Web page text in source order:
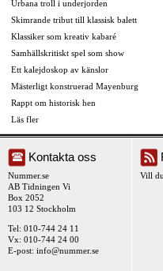
Urbana troll i underjorden
Skimrande tribut till klassisk balett
Klassiker som kreativ kabaré
Samhällskritiskt spel som show
Ett kalejdoskop av känslor
Mästerligt konstruerad Mayenburg
Rappt om historisk hen
Läs fler
Kontakta oss
Nummer.se
AB Tidningen Vi
Box 2052
103 12 Stockholm
Tel: 010-744 24 11
Vx: 010-744 24 00
E-post: info@nummer.se
Vill